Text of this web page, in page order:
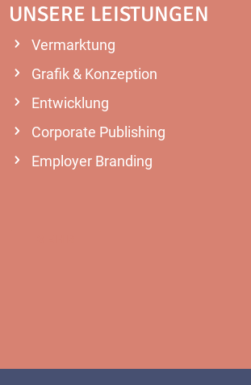
UNSERE LEISTUNGEN
Vermarktung
Grafik & Konzeption
Entwicklung
Corporate Publishing
Employer Branding